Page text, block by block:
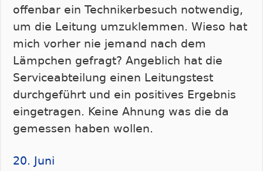
offenbar ein Technikerbesuch notwendig,
um die Leitung umzuklemmen. Wieso hat
mich vorher nie jemand nach dem
Lämpchen gefragt? Angeblich hat die
Serviceabteilung einen Leitungstest
durchgeführt und ein positives Ergebnis
eingetragen. Keine Ahnung was die da
gemessen haben wollen.
20. Juni